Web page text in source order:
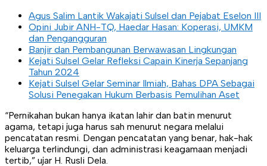
Agus Salim Lantik Wakajati Sulsel dan Pejabat Eselon III
Opini Jubir ANH-TQ, Haedar Hasan: Koperasi, UMKM
dan Pengangguran
Banjir dan Pembangunan Berwawasan Lingkungan
Kejati Sulsel Gelar Refleksi Capain Kinerja Sepanjang
Tahun 2024
Kejati Sulsel Gelar Seminar Ilmiah, Bahas DPA Sebagai
Solusi Penegakan Hukum Berbasis Pemulihan Aset
“Pernikahan bukan hanya ikatan lahir dan batin menurut
agama, tetapi juga harus sah menurut negara melalui
pencatatan resmi. Dengan pencatatan yang benar, hak-hak
keluarga terlindungi, dan administrasi keagamaan menjadi
tertib,” ujar H. Rusli Dela.